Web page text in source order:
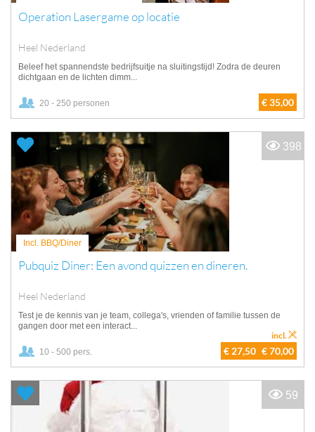
Operation Lasergame op locatie
Heel Nederland
Beleef het spannendste bedrijfsuitje na sluitingstijd! Zodra de deuren
dichtgaan en de lichten dimm...
20 - 250 personen € 35,00
Incl. BBQ/Diner
Pubquiz Diner: Een avond quizzen en dineren.
Heel Nederland
Test je de kennis van je team, collega's, vrienden of familie tussen de
gangen door met een interact...
10 - 500 pers. € 27,50 € 70,00
incl.
398
59